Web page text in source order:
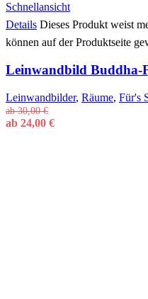
Schnellansicht
Details Dieses Produkt weist
können auf der Produktseite
Leinwandbild Buddha-
Leinwandbilder, Räume, Für's
ab30,00€
ab 24,00 €